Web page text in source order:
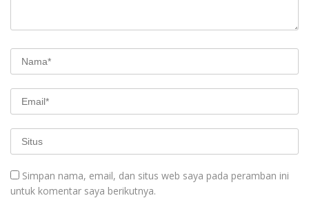
Simpan nama, email, dan situs web saya pada peramban ini
untuk komentar saya berikutnya.